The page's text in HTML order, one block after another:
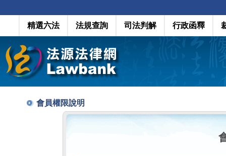
精選六法 法規查詢 司法判解 行政函釋
會員權限說明